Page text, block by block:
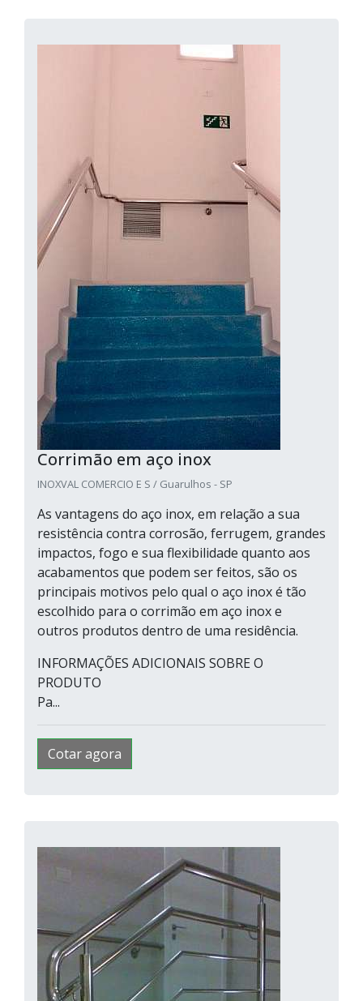
Corrimão em aço inox
INOXVAL COMERCIO E S / Guarulhos - SP
As vantagens do aço inox, em relação a sua
resistência contra corrosão, ferrugem, grandes
impactos, fogo e sua flexibilidade quanto aos
acabamentos que podem ser feitos, são os
principais motivos pelo qual o aço inox é tão
escolhido para o corrimão em aço inox e
outros produtos dentro de uma residência.
INFORMAÇÕES ADICIONAIS SOBRE O
PRODUTO
Pa...
Cotar agora